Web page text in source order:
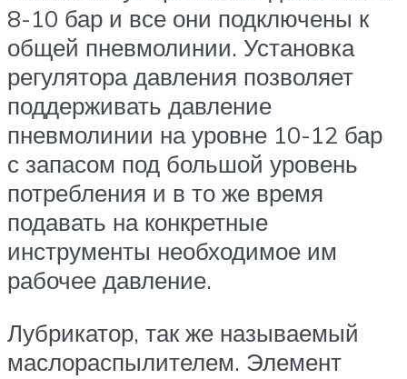
8-10 бар и все они подключены к
общей пневмолинии. Установка
регулятора давления позволяет
поддерживать давление
пневмолинии на уровне 10-12 бар
с запасом под большой уровень
потребления и в то же время
подавать на конкретные
инструменты необходимое им
рабочее давление.
Лубрикатор, так же называемый
маслораспылителем. Элемент